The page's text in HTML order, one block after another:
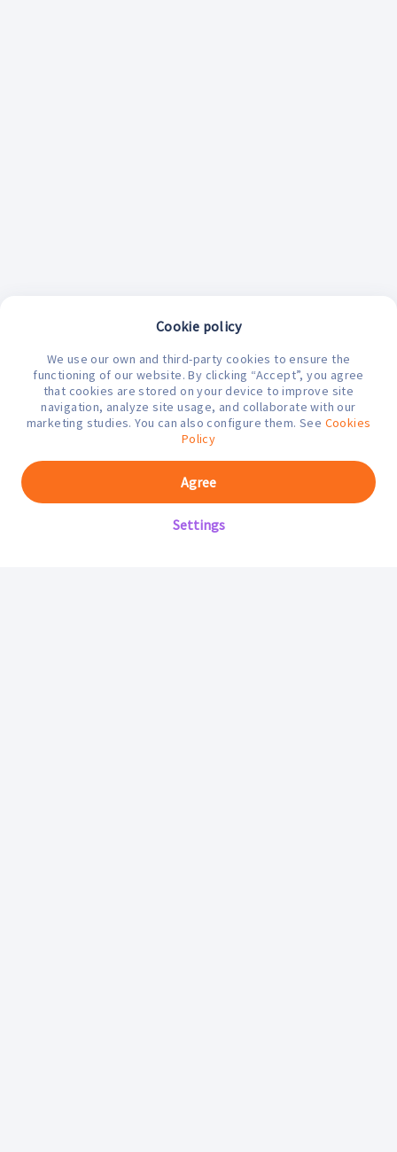
¿En qué podemos ayudarte hoy?
Cookie policy
We use our own and third-party cookies to ensure the
functioning of our website. By clicking “Accept”, you agree
that cookies are stored on your device to improve site
navigation, analyze site usage, and collaborate with our
marketing studies. You can also configure them. See Cookies
Policy
Settings
Agree